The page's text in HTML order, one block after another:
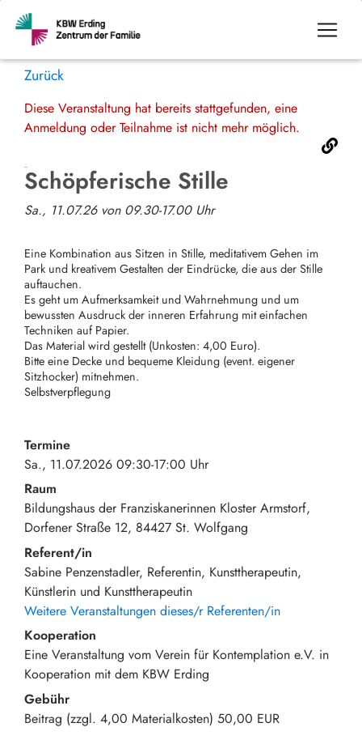
Zurück
Diese Veranstaltung hat bereits stattgefunden, eine
Anmeldung oder Teilnahme ist nicht mehr möglich.
Schöpferische Stille
Sa., 11.07.26 von 09.30-17.00 Uhr
Eine Kombination aus Sitzen in Stille, meditativem Gehen im
Park und kreativem Gestalten der Eindrücke, die aus der Stille
auftauchen.
Es geht um Aufmerksamkeit und Wahrnehmung und um
bewussten Ausdruck der inneren Erfahrung mit einfachen
Techniken auf Papier.
Das Material wird gestellt (Unkosten: 4,00 Euro).
Bitte eine Decke und bequeme Kleidung (event. eigener
Sitzhocker) mitnehmen.
Selbstverpflegung
Termine
Sa., 11.07.2026 09:30-17:00 Uhr
Raum
Bildungshaus der Franziskanerinnen Kloster Armstorf
Dorfener Straße 12 84427 St. Wolfgang
Referent/in
Sabine Penzenstadler, Referentin, Kunsttherapeutin,
Künstlerin und Kunsttherapeutin
Weitere Veranstaltungen dieses/r Referenten/in
Kooperation
Eine Veranstaltung vom Verein für Kontemplation e.V. in
Kooperation mit dem KBW Erding
Gebühr
Beitrag (zzgl. 4,00 Materialkosten) 50,00 EUR